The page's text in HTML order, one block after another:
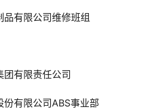
有限公司维修班组
团有限责任公司
份有限公司ABS事业部